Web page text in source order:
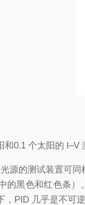
个太阳的 I–V
的测试装置可同
的黑色和红色条
，PID 几乎是不可